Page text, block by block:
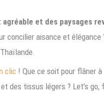
agréable et des paysages
aisance et
clic ! Que ce soit pour flâner
des tissus légers ? Let’s go,